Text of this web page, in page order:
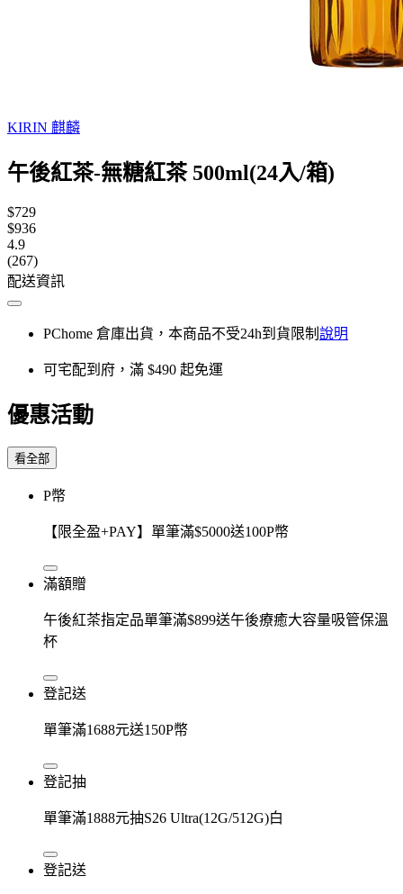
KIRIN 麒麟
午後紅茶-無糖紅茶 500ml(24入/箱)
$729
$936
4.9
(267)
配送資訊
PChome 倉庫出貨，本商品不受24h到貨限制 說明
可宅配到府，滿 $490 起免運
優惠活動
看全部
P幣
【限全盈+PAY】單筆滿$5000送100P幣
滿額贈
午後紅茶指定品單筆滿$899送午後療癒大容量吸管保溫
杯
登記送
單筆滿1688元送150P幣
登記抽
單筆滿1888元抽S26 Ultra(12G/512G)白
登記送